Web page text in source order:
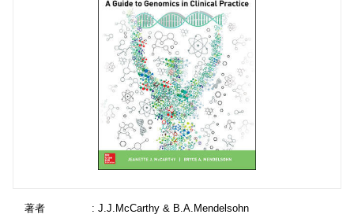
著者
: J.J.McCarthy & B.A.Mendelsohn